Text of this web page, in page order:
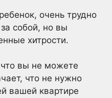
очень трудно
собой, но вы
хитрости.
вы не можете
что не нужно
вашей квартире